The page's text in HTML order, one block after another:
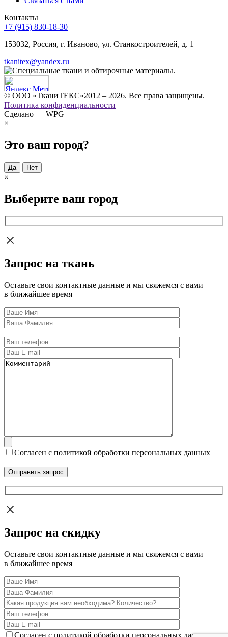
Контакты
+7 (915) 830-18-30
153032, Россия, г. Иваново, ул. Станкостроителей, д. 1
tkanitex@yandex.ru
© ООО «ТканиТЕКС»2012 – 2026. Все права защищены.
Политика конфиденциальности
Сделано — WPG
×
Это ваш город?
Да Нет
×
Выберите ваш город
Запрос на ткань
Оставьте свои контактные данные и мы свяжемся с вами
в ближайшее время
Согласен с политикой обработки персональных данных
Запрос на скидку
Оставьте свои контактные данные и мы свяжемся с вами
в ближайшее время